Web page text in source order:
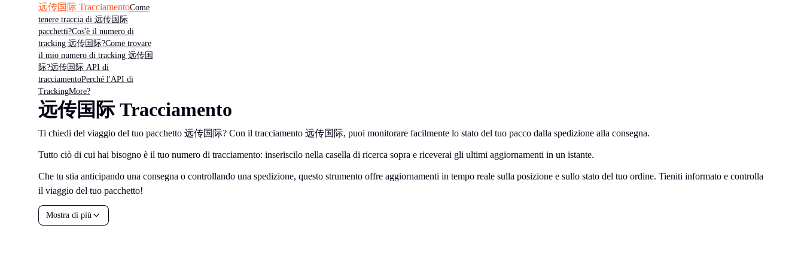
远传国际 TracciamentoCome
tenere traccia di 远传国际
pacchetti?Cos'è il numero di
tracking 远传国际?Come trovare
il mio numero di tracking 远传国
际?远传国际 API di
tracciamentoPerché l'API di
TrackingMore?
远传国际 Tracciamento
Ti chiedi del viaggio del tuo pacchetto 远传国际? Con il tracciamento 远传国际, puoi monitorare facilmente lo stato del tuo pacco dalla spedizione alla consegna.
Tutto ciò di cui hai bisogno è il tuo numero di tracciamento: inseriscilo nella casella di ricerca sopra e riceverai gli ultimi aggiornamenti in un istante.
Che tu stia anticipando una consegna o controllando una spedizione, questo strumento offre aggiornamenti in tempo reale sulla posizione e sullo stato del tuo ordine. Tieniti informato e controlla
il viaggio del tuo pacchetto!
Mostra di più